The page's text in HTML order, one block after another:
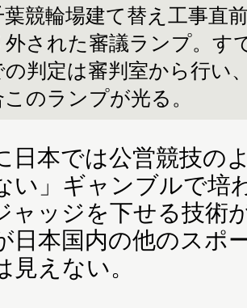
葉競輪場建て替え工事直
外された審議ランプ。す
の判定は審判室から行い
このランプが光る。
本では公営競技の
い」ギャンブルで培
ャッジを下せる技術
日本国内の他のスポ
見えない。